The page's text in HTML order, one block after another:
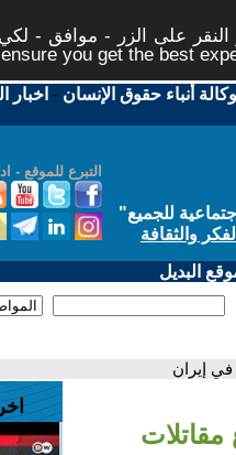
على الزر - موافق -
you get the best
وكالة أنباء حقوق الإنسان - اخبار
التبرع للموقع -
للجميع"
والثقافة
البديل
إيران